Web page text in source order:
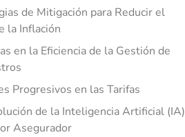
de Mitigación para Reducir el
la Inflación
en la Eficiencia de la Gestión de
Progresivos en las Tarifas
de la Inteligencia Artificial (IA)
Asegurador